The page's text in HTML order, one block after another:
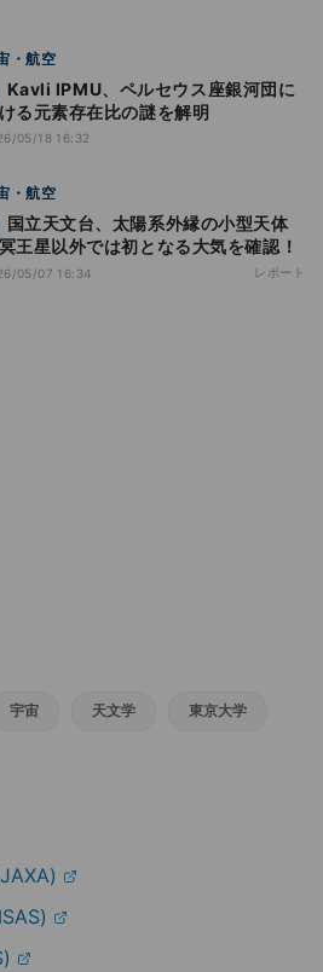
・航空
る元素存在比の謎を解明
05/18 16:32
・航空
王星以外では初となる大気を確認！
05/07 16:34 レポート
宇宙 天文学 東京大学